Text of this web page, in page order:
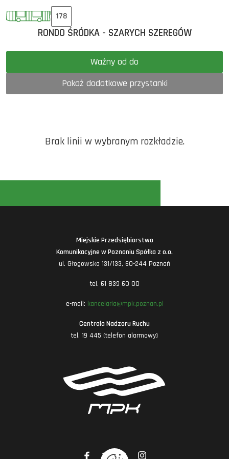
178
RONDO ŚRÓDKA - SZARYCH SZEREGÓW
Ważny od do
Pokaż dodatkowe przystanki
Brak linii w wybranym rozkładzie.
Miejskie Przedsiębiorstwo
Komunikacyjne w Poznaniu Spółka z o.o.
ul. Głogowska 131/133, 60-244 Poznań
tel. 61 839 60 00
e-mail: kancelaria@mpk.poznan.pl
Centrala Nadzoru Ruchu
tel. 19 445 (telefon alarmowy)